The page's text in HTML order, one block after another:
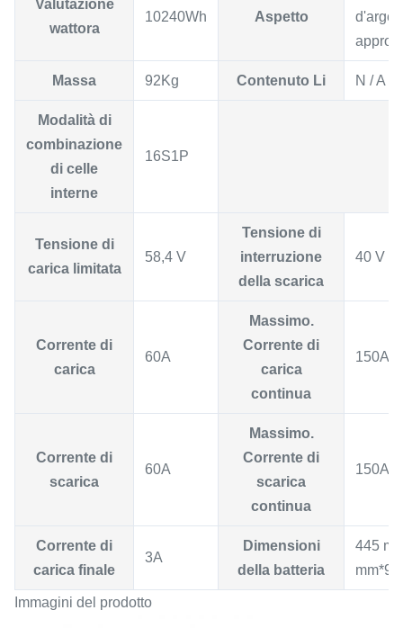
Valutazione
wattora
10240Wh Aspetto
Massa 92Kg Contenuto Li N / A
Modalità di
combinazione
di celle
interne
16S1P
Tensione di
carica limitata
58,4 V
Tensione di
interruzione
della scarica
40 V
Corrente di
carica
60A
Massimo.
Corrente di
carica
continua
150A
Corrente di
scarica
60A
Massimo.
Corrente di
scarica
continua
150A
Corrente di
carica finale
3A
Dimensioni
della batteria
445
Immagini del prodotto